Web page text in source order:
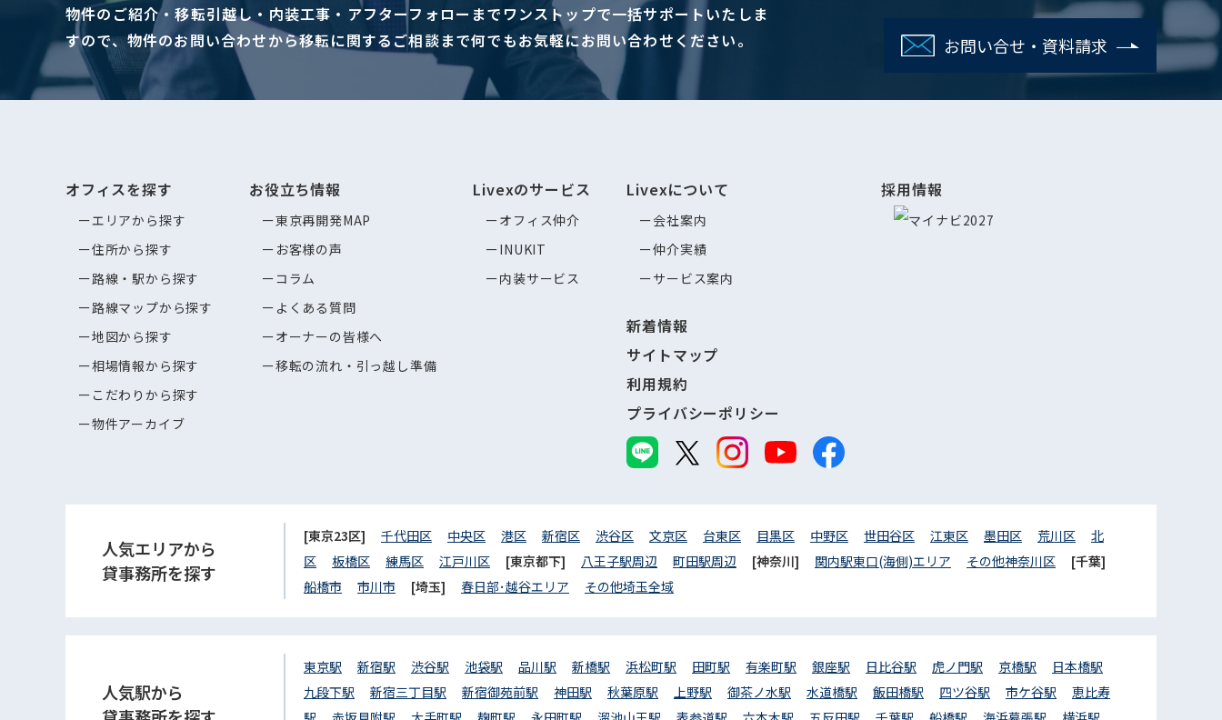
物件のご紹介・移転引越し・内装工事・アフターフォローまでワンストップで一括サポートいたしま
すので、物件のお問い合わせから移転に関するご相談まで何でもお気軽にお問い合わせください。
お問い合せ・資料請求
オフィスを探す
エリアから探す
住所から探す
路線・駅から探す
路線マップから探す
地図から探す
相場情報から探す
こだわりから探す
物件アーカイブ
お役立ち情報
東京再開発MAP
お客様の声
コラム
よくある質問
オーナーの皆様へ
移転の流れ・引っ越し準備
Livexのサービス
オフィス仲介
INUKIT
内装サービス
Livexについて
会社案内
仲介実績
サービス案内
新着情報
サイトマップ
利用規約
プライバシーポリシー
採用情報
人気エリアから
貸事務所を探す
[東京23区] 千代田区 中央区 港区 新宿区 渋谷区 文京区 台東区 目黒区 中野区 世田谷区 江東区 墨田区 荒川区
北
区
板橋区 練馬区 江戸川区 [東京都下] 八王子駅周辺 町田駅周辺 [神奈川] 関内駅東口(海側)エリア その他神奈川区
[千葉]
船橋市
市川市 [埼玉] 春日部･越谷エリア その他埼玉全域
人気駅から
東京駅 新宿駅 渋谷駅 池袋駅 品川駅 新橋駅 浜松町駅 田町駅 有楽町駅 銀座駅 日比谷駅 虎ノ門駅 京橋駅
日本橋駅
九段下駅
新宿三丁目駅 新宿御苑前駅 神田駅 秋葉原駅 上野駅 御茶ノ水駅 水道橋駅 飯田橋駅 四ツ谷駅 市ケ谷駅
恵比寿